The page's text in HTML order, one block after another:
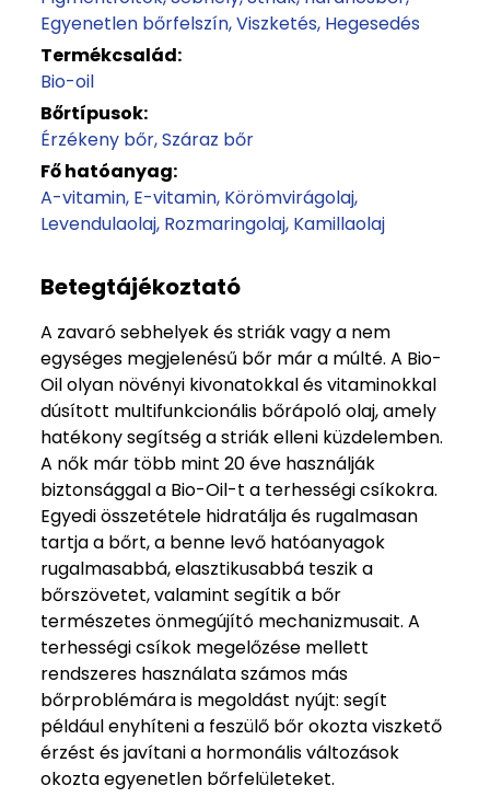
Egyenetlen bőrfelszín Viszketés Hegesedés
Termékcsalád:
Bio-oil
Bőrtípusok:
Érzékeny bőr Száraz bőr
Fő hatóanyag:
A-vitamin E-vitamin Körömvirágolaj
Levendulaolaj Rozmaringolaj Kamillaolaj
Betegtájékoztató
A zavaró sebhelyek és striák vagy a nem
egységes megjelenésű bőr már a múlté. A Bio-
Oil olyan növényi kivonatokkal és vitaminokkal
dúsított multifunkcionális bőrápoló olaj, amely
hatékony segítség a striák elleni küzdelemben.
A nők már több mint 20 éve használják
biztonsággal a Bio-Oil-t a terhességi csíkokra.
Egyedi összetétele hidratálja és rugalmasan
tartja a bőrt, a benne levő hatóanyagok
rugalmasabbá, elasztikusabbá teszik a
bőrszövetet, valamint segítik a bőr
természetes önmegújító mechanizmusait. A
terhességi csíkok megelőzése mellett
rendszeres használata számos más
bőrproblémára is megoldást nyújt: segít
például enyhíteni a feszülő bőr okozta viszkető
érzést és javítani a hormonális változások
okozta egyenetlen bőrfelületeket.